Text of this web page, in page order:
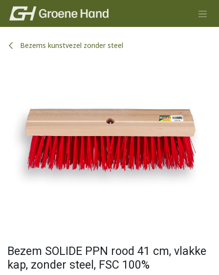
Overslaan naar inhoud
Bezems kunstvezel zonder steel
Bezem SOLIDE PPN rood 41 cm, vlakke
kap, zonder steel, FSC 100%